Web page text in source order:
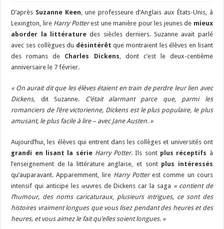
D’après Suzanne Keen, une professeure d’Anglais aux États-Unis, à
Lexington, lire Harry Potterest une manière pour les jeunes de mieux
aborder la littératuredes siècles derniers. Suzanne avait parlé
avec ses collègues du désintérêt que montraient les élèves en lisant
des romans de Charles Dickens, dont c’est le deux-centième
anniversaire le 7 février.
« On aurait dit que les élèves étaient en train de perdre leur lien avec
Dickens, dit Suzanne. C’était alarmant parce que, parmi les
romanciers de l’ère victorienne, Dickens est le plus populaire, le plus
amusant, le plus facile à lire – avec Jane Austen. »
Aujourd’hui, les élèves qui entrent dans les collèges et universités ont
grandi en lisant la série Harry Potter. Ils sont plus réceptifs à
l’enseignement de la littérature anglaise, et sont plus intéressés
qu’auparavant. Apparemment, lire Harry Potterest comme un cours
intensif qui anticipe les œuvres de Dickens car la saga « contient de
l’humour, des noms caricaturaux, plusieurs intrigues, ce sont des
histoires vraiment longues que vous lisez pendant des heures et des
heures, et vous aimez le fait qu’elles soient longues. »